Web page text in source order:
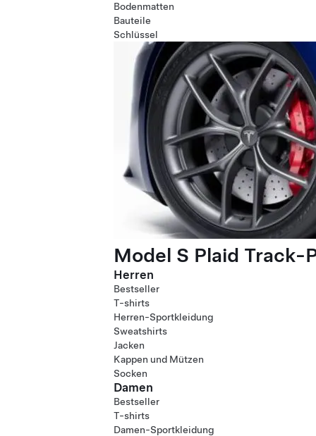
Bodenmatten
Bauteile
Schlüssel
Model S Plaid Track-
Herren
Bestseller
T-shirts
Herren-Sportkleidung
Sweatshirts
Jacken
Kappen und Mützen
Socken
Damen
Bestseller
T-shirts
Damen-Sportkleidung